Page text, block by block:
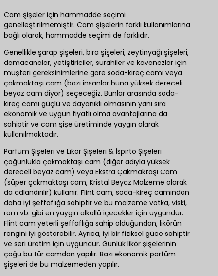
Cam şişeler için hammadde seçimi
genelleştirilmemiştir. Cam şişelerin farklı kullanımlarına
bağlı olarak, hammadde seçimi de farklıdır.
Genellikle şarap şişeleri, bira şişeleri, zeytinyağı şişeleri,
damacanalar, yetiştiriciler, sürahiler ve kavanozlar için
müşteri gereksinimlerine göre soda-kireç camı veya
çakmaktaşı cam (bazı insanlar buna yüksek dereceli
beyaz cam diyor) seçeceğiz. Bunlar arasında soda-
kireç camı güçlü ve dayanıklı olmasının yanı sıra
ekonomik ve uygun fiyatlı olma avantajlarına da
sahiptir ve cam şişe üretiminde yaygın olarak
kullanılmaktadır.
Parfüm Şişeleri ve Likör Şişeleri & İspirto Şişeleri
çoğunlukla çakmaktaşı cam (diğer adıyla yüksek
dereceli beyaz cam) veya Ekstra Çakmaktaşı Cam
(süper çakmaktaşı cam, Kristal Beyaz Malzeme olarak
da adlandırılır) kullanır. Flint cam, soda-kireç camından
daha iyi şeffaflığa sahiptir ve bu malzeme votka, viski,
rom vb. gibi en yaygın alkollü içecekler için uygundur.
Flint cam yeterli şeffaflığa sahip olduğundan, likörün
rengini iyi gösterebilir. Ayrıca, iyi bir fiziksel güce sahiptir
ve seri üretim için uygundur. Günlük likör şişelerinin
çoğu bu tür camdan yapılır. Bazı ekonomik parfüm
şişeleri de bu malzemeden yapılır.